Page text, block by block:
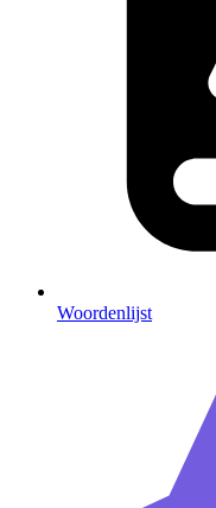
Woordenlijst